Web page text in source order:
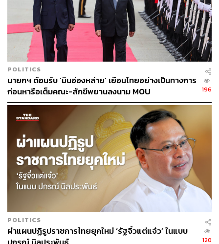
ABOUT THE PHOTOGRAPHER
ศวิตา พูลเสถียร
ช่างภาพข่าว ประจำสำนักข่าว THE
STANDARD
POLITICS
นายกฯ ต้อนรับ ‘มินอ่องหล่าย’ เยือนไทยอย่างเป็นทางการ
ก่อนหารือเต็มคณะ-สักขีพยานลงนาม MOU
196
POLITICS
ผ่าแผนปฏิรูปราชการไทยยุคใหม่ ‘รัฐจิ๋วแต่แจ๋ว’ ในแบบ
120